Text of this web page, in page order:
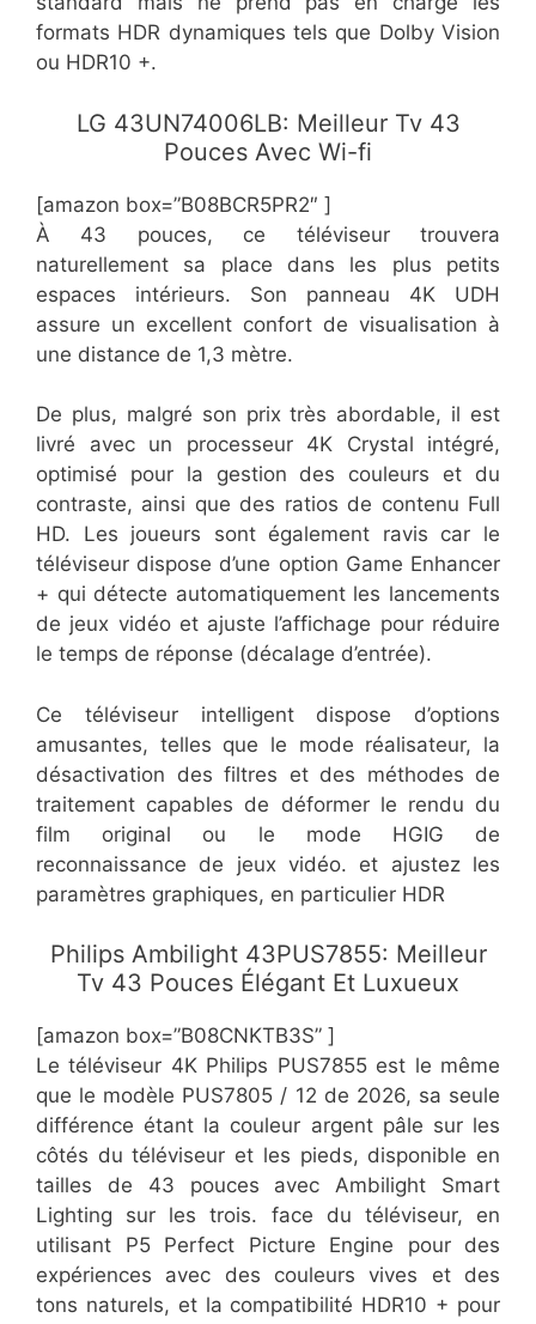
formats HDR dynamiques tels que Dolby Vision
ou HDR10 +.
LG 43UN74006LB: Meilleur Tv 43
Pouces Avec Wi-fi
[amazon box=”B08BCR5PR2″ ]
À 43 pouces, ce téléviseur trouvera
naturellement sa place dans les plus petits
espaces intérieurs. Son panneau 4K UDH
assure un excellent confort de visualisation à
une distance de 1,3 mètre.
De plus, malgré son prix très abordable, il est
livré avec un processeur 4K Crystal intégré,
optimisé pour la gestion des couleurs et du
contraste, ainsi que des ratios de contenu Full
HD. Les joueurs sont également ravis car le
téléviseur dispose d’une option Game Enhancer
+ qui détecte automatiquement les lancements
de jeux vidéo et ajuste l’affichage pour réduire
le temps de réponse (décalage d’entrée).
Ce téléviseur intelligent dispose d’options
amusantes, telles que le mode réalisateur, la
désactivation des filtres et des méthodes de
traitement capables de déformer le rendu du
film original ou le mode HGIG de
reconnaissance de jeux vidéo. et ajustez les
paramètres graphiques, en particulier HDR
Philips Ambilight 43PUS7855: Meilleur
Tv 43 Pouces Élégant Et Luxueux
[amazon box=”B08CNKTB3S” ]
Le téléviseur 4K Philips PUS7855 est le même
que le modèle PUS7805 / 12 de 2026, sa seule
différence étant la couleur argent pâle sur les
côtés du téléviseur et les pieds, disponible en
tailles de 43 pouces avec Ambilight Smart
Lighting sur les trois. face du téléviseur, en
utilisant P5 Perfect Picture Engine pour des
expériences avec des couleurs vives et des
tons naturels, et la compatibilité HDR10 + pour